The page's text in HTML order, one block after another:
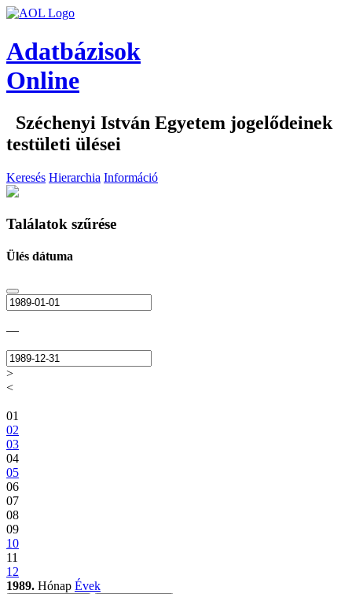
Adatbázisok
Online
Széchenyi István Egyetem jogelődeinek
testületi ülései
Keresés Hierarchia Információ
Találatok szűrése
Ülés dátuma
—
>
<
01
02
03
04
05
06
07
08
09
10
11
12
1989. Hónap Évek